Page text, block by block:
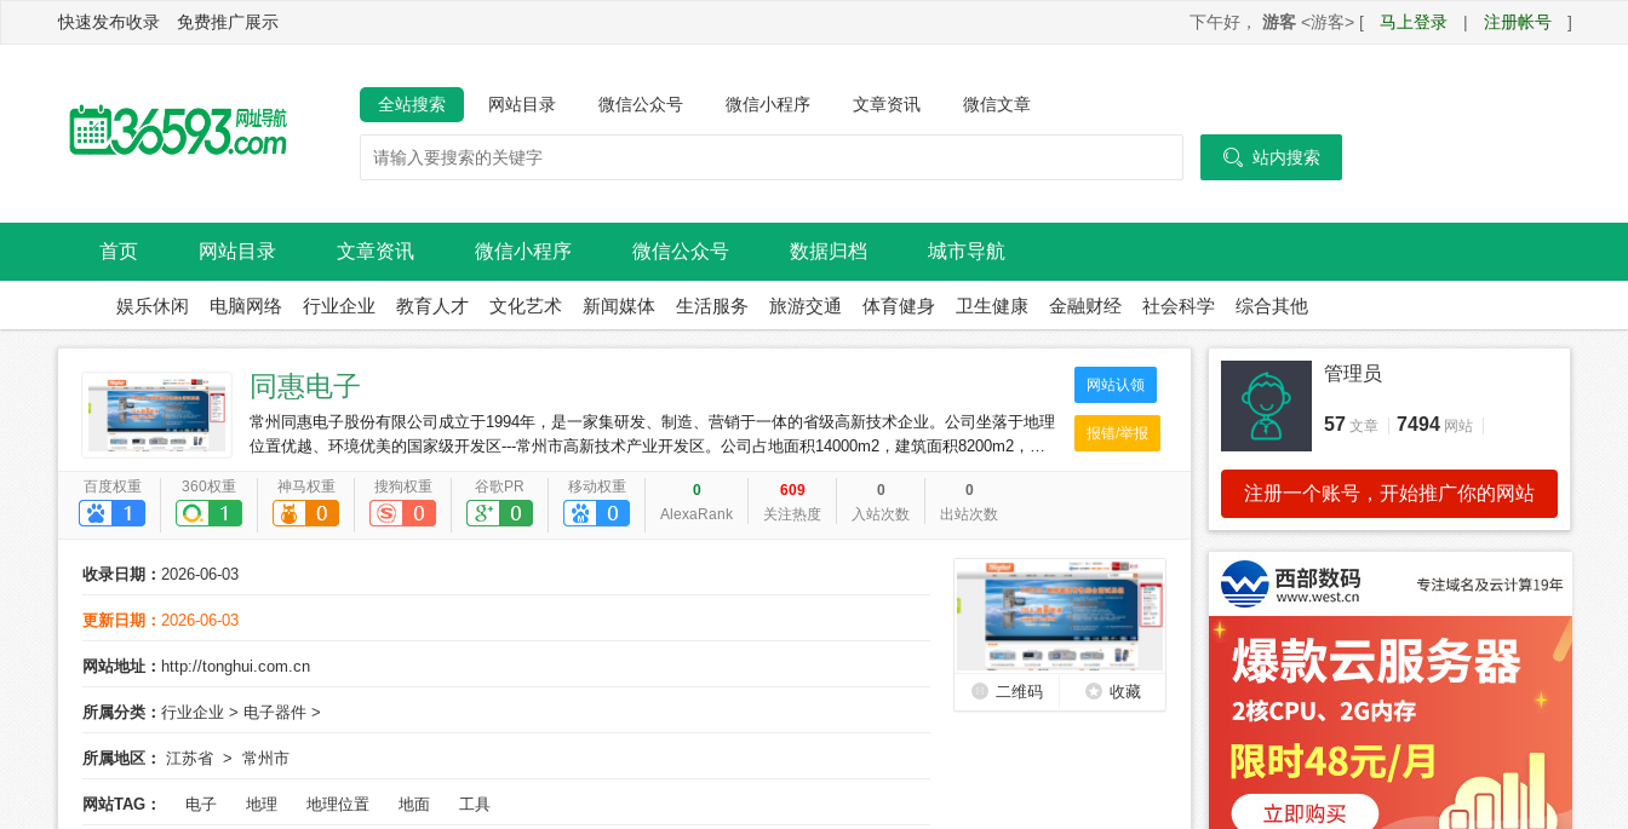
快速发布收录 免费推广展示 下午好， 游客 <游客> [ 马上登录 | 注册帐号 ]
全站搜索 网站目录 微信公众号 微信小程序 文章资讯 微信文章
 站内搜索
首页 网站目录 文章资讯 微信小程序 微信公众号 数据归档 城市导航
娱乐休闲 电脑网络 行业企业 教育人才 文化艺术 新闻媒体 生活服务 旅游交通 体育健身 卫生健康 金融财经 社会科学 综合其他
同惠电子
常州同惠电子股份有限公司成立于1994年，是一家集研发、制造、营销于一体的省级高新技术企业。公司坐落于地理
位置优越、环境优美的国家级开发区---常州市高新技术产业开发区。公司占地面积14000m2，建筑面积8200m2，拥
网站认领
报错/举报
百度权重 360权重 神马权重 搜狗权重 谷歌PR 移动权重
0
AlexaRank
609
关注热度
0
入站次数
0
出站次数
收录日期： 2026-06-03
更新日期： 2026-06-03
网站地址： http://tonghui.com.cn
所属分类： 行业企业 > 电子器件 >
所属地区： 江苏省 > 常州市
网站TAG： 电子 地理 地理位置 地面 工具
二维码 收藏
管理员
57 文章 7494 网站
注册一个账号，开始推广你的网站